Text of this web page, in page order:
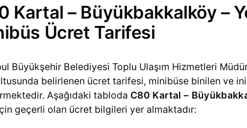
Kartal – Büyükbakkalköy –
Ücret Tarifesi
Büyükşehir Belediyesi Toplu Ulaşım Hizmetleri
belirlenen ücret tarifesi, minibüse binilen ve
Aşağıdaki tabloda C80 Kartal –
geçerli olan ücret bilgileri yer almaktadır: